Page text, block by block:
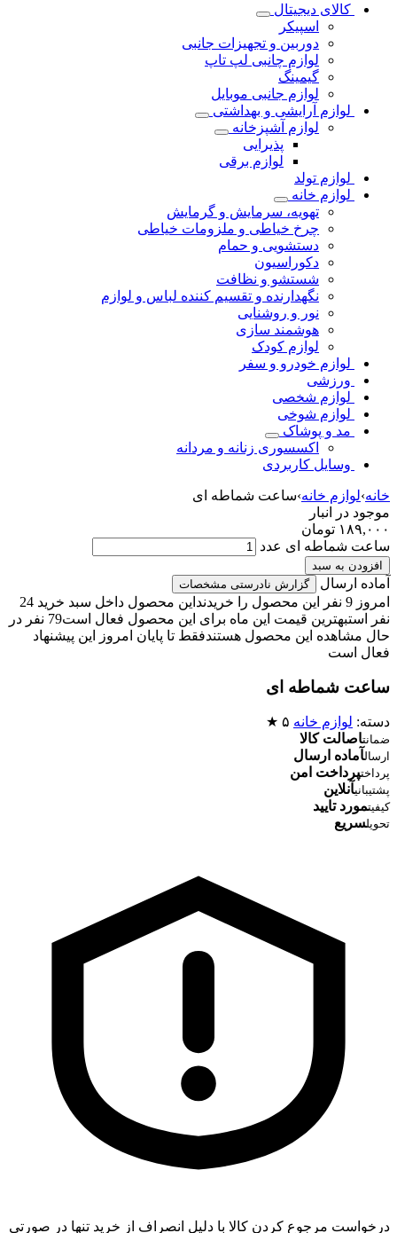
کالای دیجیتال
اسپیکر
دوربین و تجهیزات جانبی
لوازم چانبی لپ تاپ
گیمینگ
لوازم جانبی موبایل
لوازم آرایشی و بهداشتی
لوازم آشپزخانه
پذیرایی
لوازم برقی
لوازم تولد
لوازم خانه
تهویه، سرمایش و گرمایش
چرخ خیاطی و ملزومات خیاطی
دستشویی و حمام
دکوراسیون
شستشو و نظافت
نگهدارنده و تقسیم کننده لباس و لوازم
نور و روشنایی
هوشمند سازی
لوازم کودک
لوازم خودرو و سفر
ورزشی
لوازم شخصی
لوازم شوخی
مد و پوشاک
اکسسوری زنانه و مردانه
وسایل کاربردی
خانه›لوازم خانه›ساعت شماطه ای
موجود در انبار
۱۸۹,۰۰۰ تومان
ساعت شماطه ای عدد
افزودن به سبد
آماده ارسال گزارش نادرستی مشخصات
امروز 9 نفر این محصول را خریدند
این محصول داخل سبد خرید 24
نفر استبهترین قیمت این ماه برای این محصول فعال است
79 نفر در
حال مشاهده این محصول هستندفقط تا پایان امروز این پیشنهاد
فعال است
ساعت شماطه ای
دسته: لوازم خانه ۵ ★
ضمانتاصالت کالا
ارسالآماده ارسال
پرداختپرداخت امن
پشتیبانیآنلاین
کیفیتمورد تایید
تحویلسریع
درخواست مرجوع کردن کالا با دلیل انصراف از خرید تنها در صورتی